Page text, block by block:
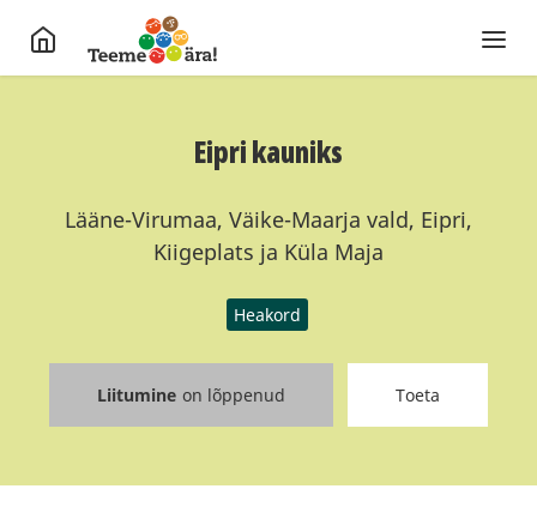
Eipri kauniks
Lääne-Virumaa, Väike-Maarja vald, Eipri,
Kiigeplats ja Küla Maja
Heakord
Liitumine on lõppenud Toeta